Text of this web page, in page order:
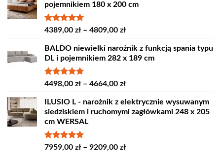
pojemnikiem 180 x 200 cm
Oceniono
4389,00 zł – 4809,00 złZakres
od
4389,00 zł
4809,00 zł
BALDO niewielki narożnik z funkcją spania typu
DL i pojemnikiem 282 x 189 cm
Oceniono
4498,00 zł – 4664,00 złZakres
od
4498,00 zł
ILUSIO L - narożnik z elektrycznie wysuwanym
siedziskiem i ruchomymi zagłówkami 248 x 205
cm WERSAL
Oceniono
7959,00 zł – 9209,00 złZakres